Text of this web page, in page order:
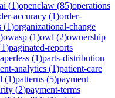
(1)openclaw (85)operations
accuracy (1)order-
(1)organizational-change
)owasp (1)owl (2)ownership
1)paginated-reports
(1)parts-distribution
analytics (1)patient-care
(1)patterns (5)payment
(2)payment-terms